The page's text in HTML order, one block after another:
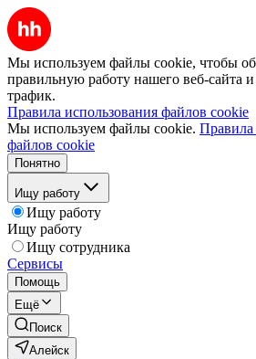
Мы используем файлы cookie, чтобы
правильную работу нашего веб-сайта и
трафик.
Правила использования файлов cookie
Мы используем файлы cookie. Правила
файлов cookie
Понятно
Ищу работу
Ищу работу
Ищу работу
Ищу сотрудника
Сервисы
Помощь
Ещё
Поиск
Алейск